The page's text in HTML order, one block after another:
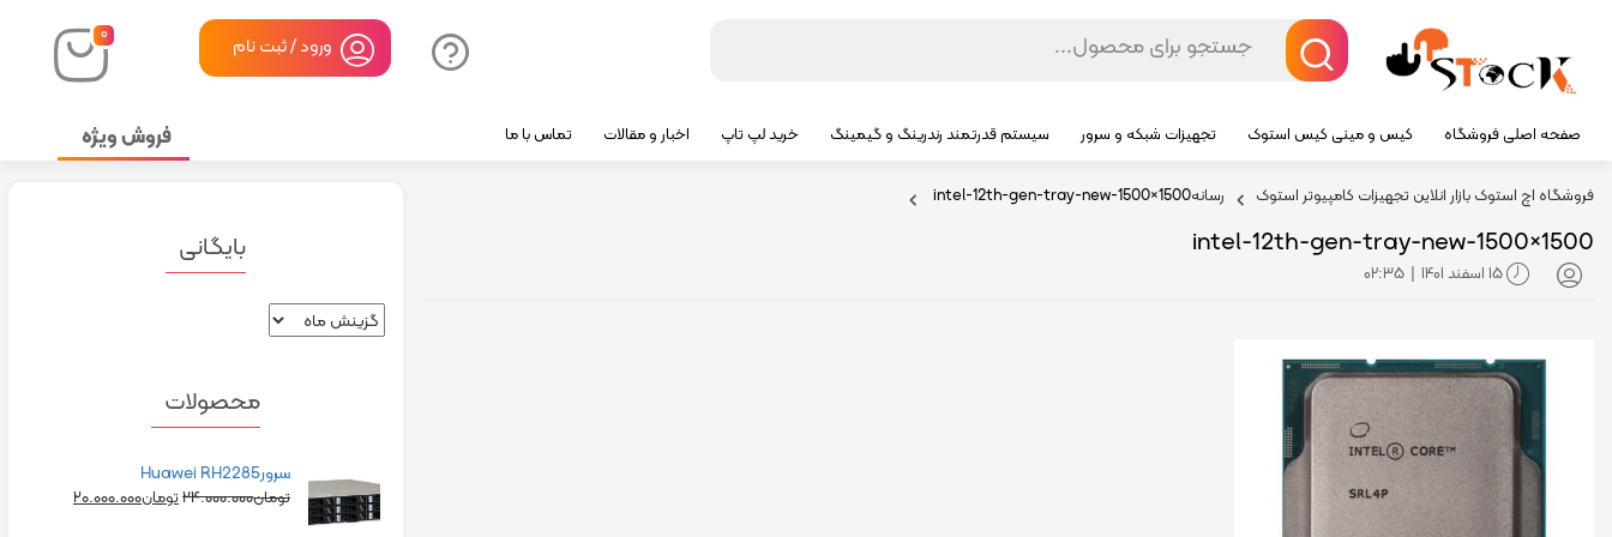
۰ ورود / ثبت نام
صفحه اصلی فروشگاه کیس و مینی کیس استوک تجهیزات شبکه و سرور سیستم قدرتمند رندرینگ و گیمینگ خرید لپ تاپ اخبار و مقالات تماس با ما فروش ویژه
فروشگاه اچ استوک بازار انلاین تجهیزات کامپیوتر استوک رسانهintel-12th-gen-tray-new-1500×1500
intel-12th-gen-tray-new-1500×1500
15 اسفند 1401 |
02:35
بایگانی
محصولات
سرورHuawei RH2285
تومان۲۴.۰۰۰.۰۰۰تومان۲۰.۰۰۰.۰۰۰